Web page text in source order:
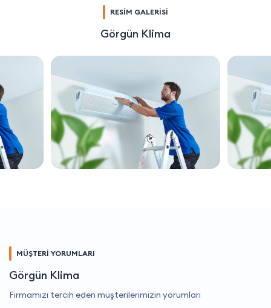
RESİM GALERİSİ
Görgün Klima
MÜŞTERİ YORUMLARI
Görgün Klima
Firmamızı tercih eden müşterilerimizin yorumları